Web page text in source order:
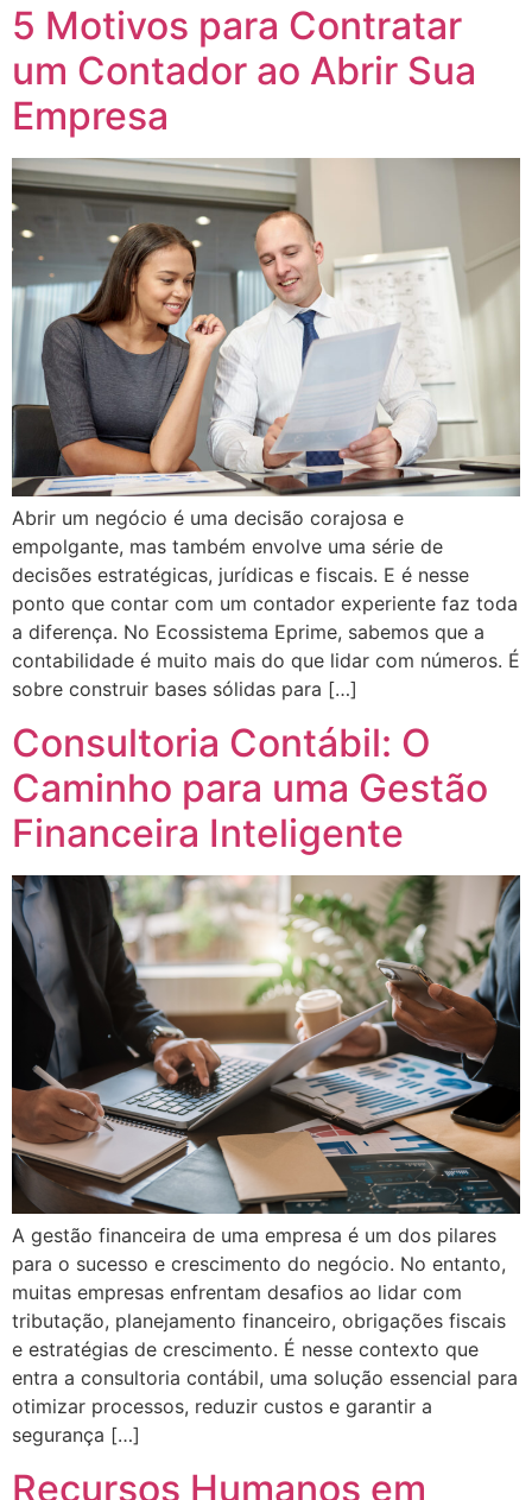
5 Motivos para Contratar
um Contador ao Abrir Sua
Empresa
Abrir um negócio é uma decisão corajosa e
empolgante, mas também envolve uma série de
decisões estratégicas, jurídicas e fiscais. E é nesse
ponto que contar com um contador experiente faz toda
a diferença. No Ecossistema Eprime, sabemos que a
contabilidade é muito mais do que lidar com números. É
sobre construir bases sólidas para […]
Consultoria Contábil: O
Caminho para uma Gestão
Financeira Inteligente
A gestão financeira de uma empresa é um dos pilares
para o sucesso e crescimento do negócio. No entanto,
muitas empresas enfrentam desafios ao lidar com
tributação, planejamento financeiro, obrigações fiscais
e estratégias de crescimento. É nesse contexto que
entra a consultoria contábil, uma solução essencial para
otimizar processos, reduzir custos e garantir a
segurança […]
Recursos Humanos em